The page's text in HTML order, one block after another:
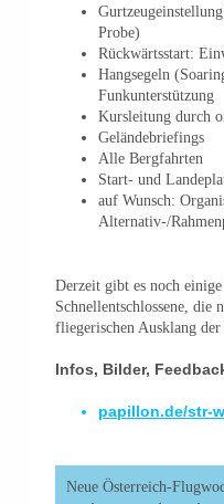
Probe)
Rückwärtsstart:
Hangsegeln
Funkunterstützung
Kursleitung durch
Geländebriefings
Alle Bergfahrten
Start- und
auf Wunsch:
Alternativ-/
Derzeit gibt es noch
Schnellentschlossene, die
fliegerischen Ausklang
Infos, Bilder,
papillon.de/str-
Neue Österreich-